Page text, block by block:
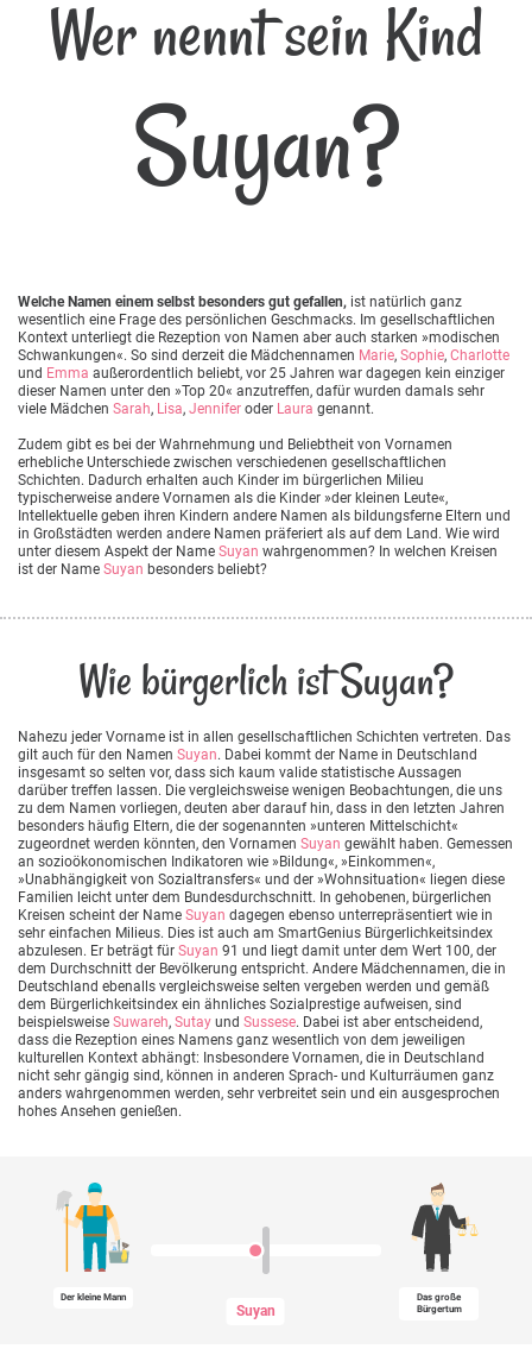
Wer nennt sein Kind
Suyan?
Welche Namen einem selbst besonders gut gefallen, ist natürlich ganz
wesentlich eine Frage des persönlichen Geschmacks. Im gesellschaftlichen
Kontext unterliegt die Rezeption von Namen aber auch starken »modischen
Schwankungen«. So sind derzeit die Mädchennamen Marie, Sophie, Charlotte
und Emma außerordentlich beliebt, vor 25 Jahren war dagegen kein einziger
dieser Namen unter den »Top 20« anzutreffen, dafür wurden damals sehr
viele Mädchen Sarah, Lisa, Jennifer oder Laura genannt.
Zudem gibt es bei der Wahrnehmung und Beliebtheit von Vornamen
erhebliche Unterschiede zwischen verschiedenen gesellschaftlichen
Schichten. Dadurch erhalten auch Kinder im bürgerlichen Milieu
typischerweise andere Vornamen als die Kinder »der kleinen Leute«,
Intellektuelle geben ihren Kindern andere Namen als bildungsferne Eltern und
in Großstädten werden andere Namen präferiert als auf dem Land. Wie wird
unter diesem Aspekt der Name Suyan wahrgenommen? In welchen Kreisen
ist der Name Suyan besonders beliebt?
Wie bürgerlich ist Suyan?
Nahezu jeder Vorname ist in allen gesellschaftlichen Schichten vertreten. Das
gilt auch für den Namen Suyan. Dabei kommt der Name in Deutschland
insgesamt so selten vor, dass sich kaum valide statistische Aussagen
darüber treffen lassen. Die vergleichsweise wenigen Beobachtungen, die uns
zu dem Namen vorliegen, deuten aber darauf hin, dass in den letzten Jahren
besonders häufig Eltern, die der sogenannten »unteren Mittelschicht«
zugeordnet werden könnten, den Vornamen Suyan gewählt haben. Gemessen
an sozioökonomischen Indikatoren wie »Bildung«, »Einkommen«,
»Unabhängigkeit von Sozialtransfers« und der »Wohnsituation« liegen diese
Familien leicht unter dem Bundesdurchschnitt. In gehobenen, bürgerlichen
Kreisen scheint der Name Suyan dagegen ebenso unterrepräsentiert wie in
sehr einfachen Milieus. Dies ist auch am SmartGenius Bürgerlichkeitsindex
abzulesen. Er beträgt für Suyan 91 und liegt damit unter dem Wert 100, der
dem Durchschnitt der Bevölkerung entspricht. Andere Mädchennamen, die in
Deutschland ebenalls vergleichsweise selten vergeben werden und gemäß
dem Bürgerlichkeitsindex ein ähnliches Sozialprestige aufweisen, sind
beispielsweise Suwareh, Sutay und Sussese. Dabei ist aber entscheidend,
dass die Rezeption eines Namens ganz wesentlich von dem jeweiligen
kulturellen Kontext abhängt: Insbesondere Vornamen, die in Deutschland
nicht sehr gängig sind, können in anderen Sprach- und Kulturräumen ganz
anders wahrgenommen werden, sehr verbreitet sein und ein ausgesprochen
hohes Ansehen genießen.
Der kleine Mann
Suyan
Das große
Bürgertum